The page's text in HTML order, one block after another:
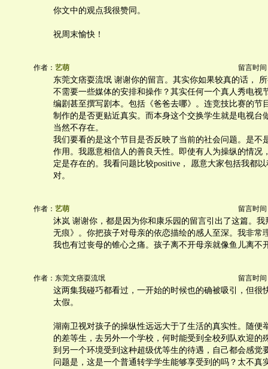
你文中的观点我很赞同。
祝周末愉快！
作者： 艺萌 留言时间
东莞文痞耍流氓 谢谢你的留言。其实你如果较真的话，
不需要一些媒体的安排和操作？其实任何一个真人秀电视
编剧甚至撰写剧本。包括《爸爸去哪》。连竞技比赛的节
制作的是否更贴近真实。而本身这个交换学生就是电视台
当然不存在。
我们要看的是这个节目是否反映了当前的社会问题。是不
作用。我愿意相信人的善良天性。即使有人为操纵的情况
定是存在的。我看问题比较positive， 愿意大家包括我都
对。
作者： 艺萌 留言时间
沐岚 谢谢你，都是因为你和康乐园的留言引出了这篇。我
无痕》。你把孩子对母亲的依恋描绘的感人至深。我非常
我也有过丧母的锥心之痛。孩子离不开母亲就像鱼儿离不
作者：东莞文痞耍流氓 留言时间
这两集我碰巧都看过，一开始的时候也的确被吸引，但很
太假。
湖南卫视对孩子的操纵性远远大于了生活的真实性。随便
的差等生，去另外一个学校，何时能受到全校列队欢迎的
到另一个环境受到这种超级优等生的待遇，自己都会感觉
问题是，这是一个普通转学学生能够享受到的吗？太不真